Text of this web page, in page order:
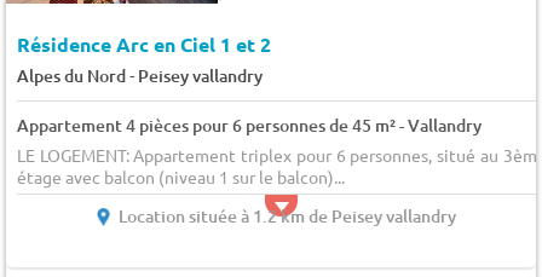
Résidence Arc en Ciel 1 et 2
Alpes du Nord- Peisey vallandry
Appartement 4 pièces pour 6 personnes de 45 m² - Vallandry
LE LOGEMENT: Appartement triplex pour 6 personnes, situé au
étage avec balcon (niveau 1 sur le balcon)...
Location située à 1.2 km de Peisey vallandry